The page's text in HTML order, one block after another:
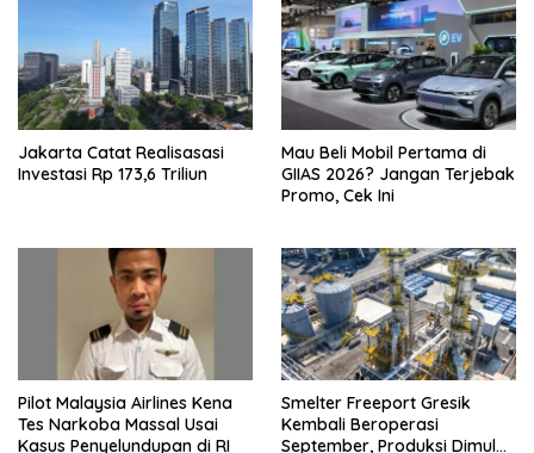
Jakarta Catat Realisasasi
Investasi Rp 173,6 Triliun
Mau Beli Mobil Pertama di
GIIAS 2026? Jangan Terjebak
Promo, Cek Ini
Pilot Malaysia Airlines Kena
Tes Narkoba Massal Usai
Kasus Penyelundupan di RI
Smelter Freeport Gresik
Kembali Beroperasi
September, Produksi Dimulai